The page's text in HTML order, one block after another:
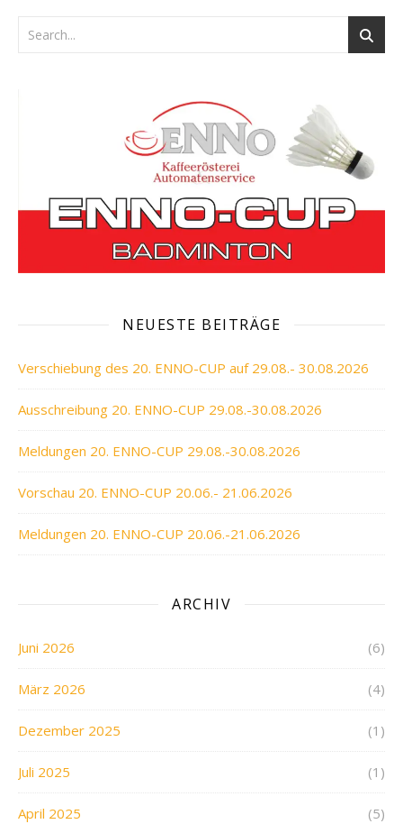
NEUESTE BEITRÄGE
Verschiebung des 20. ENNO-CUP auf 29.08.- 30.08.2026
Ausschreibung 20. ENNO-CUP 29.08.-30.08.2026
Meldungen 20. ENNO-CUP 29.08.-30.08.2026
Vorschau 20. ENNO-CUP 20.06.- 21.06.2026
Meldungen 20. ENNO-CUP 20.06.-21.06.2026
ARCHIV
Juni 2026 (6)
März 2026 (4)
Dezember 2025 (1)
Juli 2025 (1)
April 2025 (5)